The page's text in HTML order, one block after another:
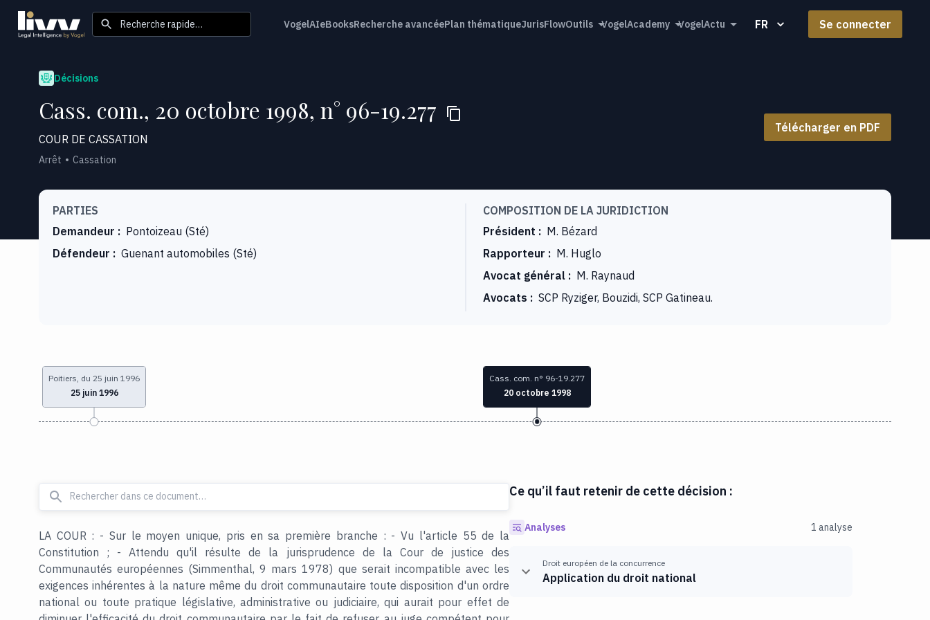
Recherche rapide… VogelAIeBooksRecherche avancéePlan thématiqueJurisFlowOutils VogelAcademy VogelActu FR Se connecter
Décisions
Cass. com., 20 octobre 1998, n° 96-19.277
COUR DE CASSATION
Télécharger en PDF
Arrêt Cassation
PARTIES
Demandeur : Pontoizeau (Sté)
Défendeur : Guenant automobiles (Sté)
COMPOSITION DE LA JURIDICTION
Président : M. Bézard
Rapporteur : M. Huglo
Avocat général : M. Raynaud
Avocats : SCP Ryziger, Bouzidi, SCP Gatineau.
Poitiers, du 25 juin 1996
25 juin 1996
Cass. com. n° 96-19.277
20 octobre 1998
LA COUR : - Sur le moyen unique, pris en sa première branche : - Vu l'article 55 de la
Constitution ; - Attendu qu'il résulte de la jurisprudence de la Cour de justice des
Communautés européennes (Simmenthal, 9 mars 1978) que serait incompatible avec les
exigences inhérentes à la nature même du droit communautaire toute disposition d'un ordre
national ou toute pratique législative, administrative ou judiciaire, qui aurait pour effet de
Ce qu’il faut retenir de cette décision :
Analyses 1 analyse
Droit européen de la concurrence
Application du droit national